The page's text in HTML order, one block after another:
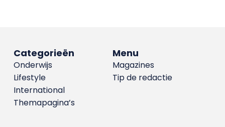
Menu
Magazines
Tip de redactie
Categorieën
Onderwijs
Lifestyle
International
Themapagina’s